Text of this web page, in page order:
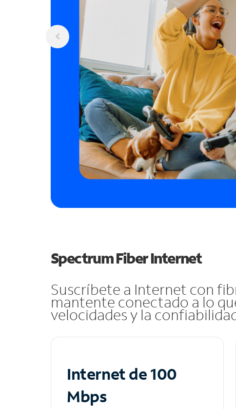
Spectrum Fiber Internet
Suscríbete a Internet con
mantente conectado a lo
velocidades y la
Internet de 100
Mbps